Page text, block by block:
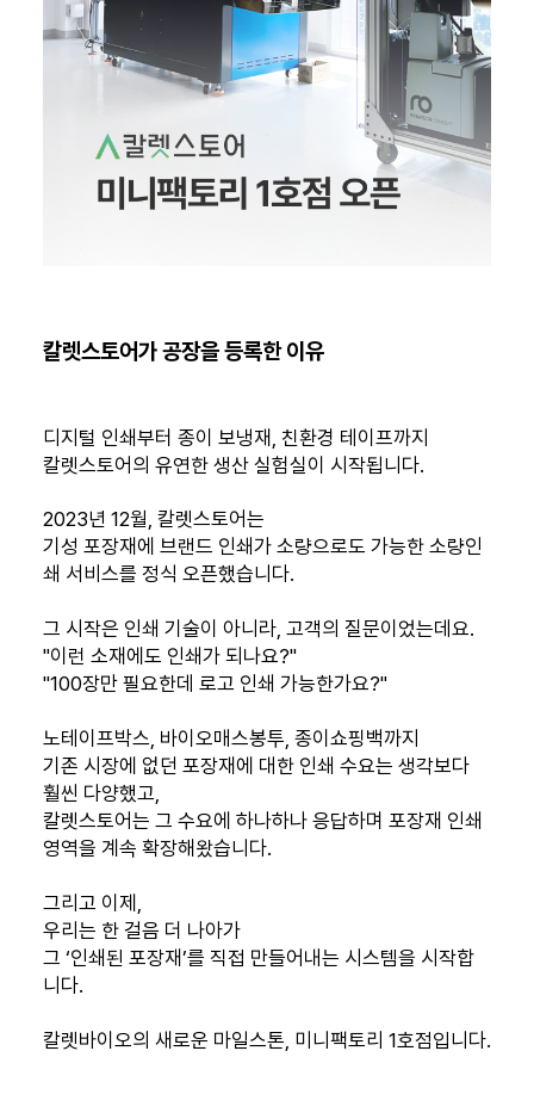
칼렛스토어가 공장을 등록한 이유
디지털 인쇄부터 종이 보냉재, 친환경 테이프까지
칼렛스토어의 유연한 생산 실험실이 시작됩니다.
2023년 12월, 칼렛스토어는
기성 포장재에 브랜드 인쇄가 소량으로도 가능한 소량인
쇄 서비스를 정식 오픈했습니다.
그 시작은 인쇄 기술이 아니라, 고객의 질문이었는데요.
"이런 소재에도 인쇄가 되나요?"
"100장만 필요한데 로고 인쇄 가능한가요?"
노테이프박스, 바이오매스봉투, 종이쇼핑백까지
기존 시장에 없던 포장재에 대한 인쇄 수요는 생각보다
훨씬 다양했고,
칼렛스토어는 그 수요에 하나하나 응답하며 포장재 인쇄
영역을 계속 확장해왔습니다.
그리고 이제,
우리는 한 걸음 더 나아가
그 ‘인쇄된 포장재’를 직접 만들어내는 시스템을 시작합
니다.
칼렛바이오의 새로운 마일스톤, 미니팩토리 1호점입니다.